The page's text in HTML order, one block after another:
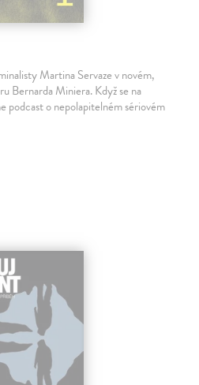
Martina Servaze v novém,
Bernarda Miniera. Když se na
podcast o nepolapitelném sériovém